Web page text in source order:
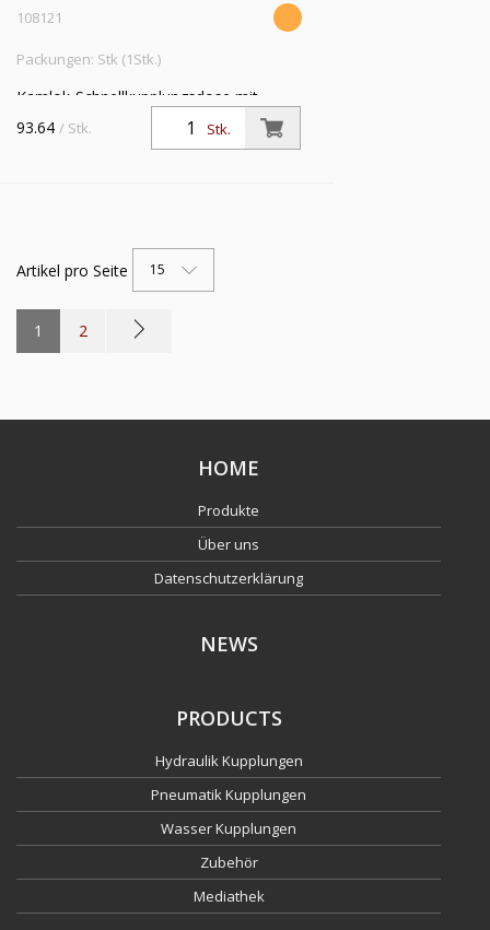
108121
Packungen: Stk (1Stk.)
Kamlok-Schnellkupplungsdose mit
Innengewinde, Typ D, ES 1.4401, G 3,
für Stecker-Ø 92 mm, PN max. 16 bar,
Stk.
93.64 / Stk.
Artikel pro Seite 15
1 2
HOME
Produkte
Über uns
Datenschutzerklärung
NEWS
PRODUCTS
Hydraulik Kupplungen
Pneumatik Kupplungen
Wasser Kupplungen
Zubehör
Mediathek